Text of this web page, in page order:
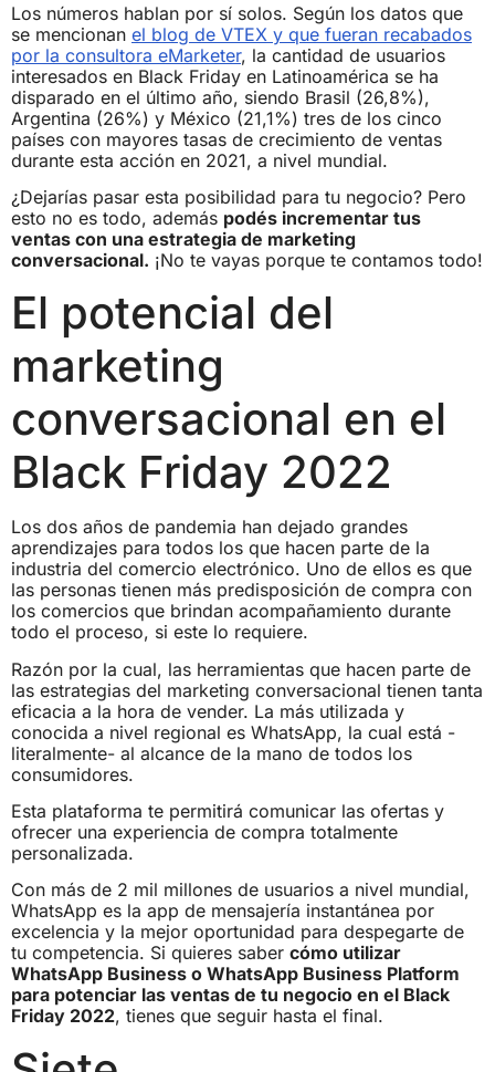
Los números hablan por sí solos. Según los datos que
se mencionan el blog de VTEX y que fueran recabados
por la consultora eMarketer, la cantidad de usuarios
interesados en Black Friday en Latinoamérica se ha
disparado en el último año, siendo Brasil (26,8%),
Argentina (26%) y México (21,1%) tres de los cinco
países con mayores tasas de crecimiento de ventas
durante esta acción en 2021, a nivel mundial.
¿Dejarías pasar esta posibilidad para tu negocio? Pero
esto no es todo, además podés incrementar tus
ventas con una estrategia de marketing
conversacional. ¡No te vayas porque te contamos todo!
El potencial del
marketing
conversacional en el
Black Friday 2022
Los dos años de pandemia han dejado grandes
aprendizajes para todos los que hacen parte de la
industria del comercio electrónico. Uno de ellos es que
las personas tienen más predisposición de compra con
los comercios que brindan acompañamiento durante
todo el proceso, si este lo requiere.
Razón por la cual, las herramientas que hacen parte de
las estrategias del marketing conversacional tienen tanta
eficacia a la hora de vender. La más utilizada y
conocida a nivel regional es WhatsApp, la cual está -
literalmente- al alcance de la mano de todos los
consumidores.
Esta plataforma te permitirá comunicar las ofertas y
ofrecer una experiencia de compra totalmente
personalizada.
Con más de 2 mil millones de usuarios a nivel mundial,
WhatsApp es la app de mensajería instantánea por
excelencia y la mejor oportunidad para despegarte de
tu competencia. Si quieres saber cómo utilizar
WhatsApp Business o WhatsApp Business Platform
para potenciar las ventas de tu negocio en el Black
Friday 2022, tienes que seguir hasta el final.